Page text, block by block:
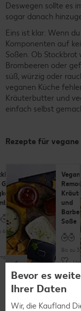
Deswegen sollte es
sogar danach
Eins ist klar: Wenn
Komponenten auf
Soßen. Ob Stockbrot
Brombeeren oder
süß, würzig oder
veganen Küche
Kräuterbutter und
einfach selbst
Rezepte für
Grill mit
und
60 Minuten
Vegan
Vegane
und
Soße
Bis zu
Bevor es
Ihrer Daten
Wir, die Kaufland